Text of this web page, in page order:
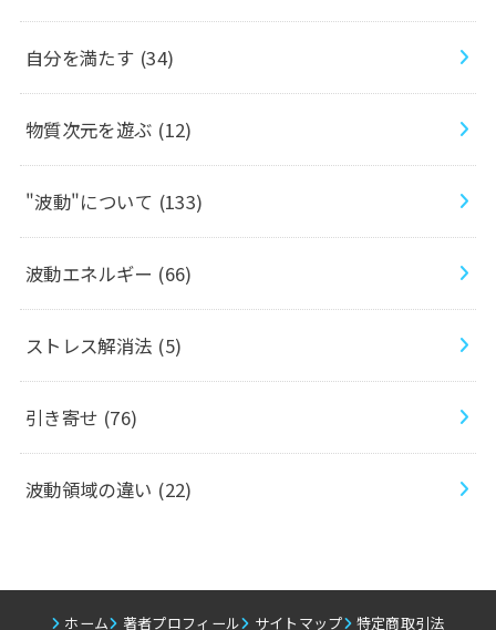
自分を満たす (34)
物質次元を遊ぶ (12)
"波動"について (133)
波動エネルギー (66)
ストレス解消法 (5)
引き寄せ (76)
波動領域の違い (22)
ホーム 著者プロフィール サイトマップ 特定商取引法